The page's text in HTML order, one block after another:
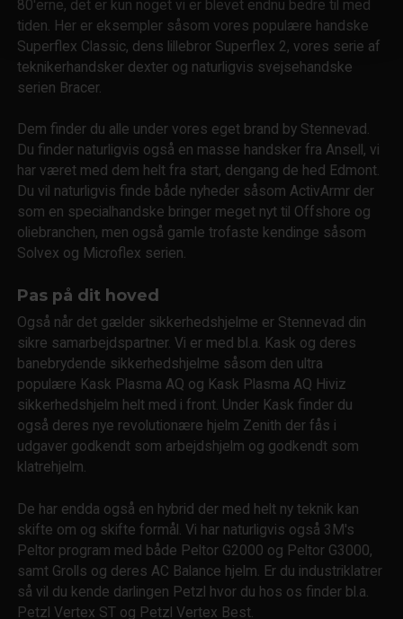
80'erne, det er kun noget vi er blevet endnu bedre til med
tiden. Her er eksempler såsom vores populære handske
Superflex Classic, dens lillebror Superflex 2, vores serie af
teknikerhandsker dexter og naturligvis svejsehandske
serien Bracer.
Dem finder du alle under vores eget brand by Stennevad.
Du finder naturligvis også en masse handsker fra Ansell, vi
har været med dem helt fra start, dengang de hed Edmont.
Du vil naturligvis finde både nyheder såsom ActivArmr der
som en specialhandske bringer meget nyt til Offshore og
oliebranchen, men også gamle trofaste kendinge såsom
Solvex og Microflex serien.
Pas på dit hoved
Også når det gælder sikkerhedshjelme er Stennevad din
sikre samarbejdspartner. Vi er med bl.a. Kask og deres
banebrydende sikkerhedshjelme såsom den ultra
populære Kask Plasma AQ og Kask Plasma AQ Hiviz
sikkerhedshjelm helt med i front. Under Kask finder du
også deres nye revolutionære hjelm Zenith der fås i
udgaver godkendt som arbejdshjelm og godkendt som
klatrehjelm.
De har endda også en hybrid der med helt ny teknik kan
skifte om og skifte formål. Vi har naturligvis også 3M's
Peltor program med både Peltor G2000 og Peltor G3000,
samt Grolls og deres AC Balance hjelm. Er du industriklatrer
så vil du kende darlingen Petzl hvor du hos os finder bl.a.
Petzl Vertex ST og Petzl Vertex Best.